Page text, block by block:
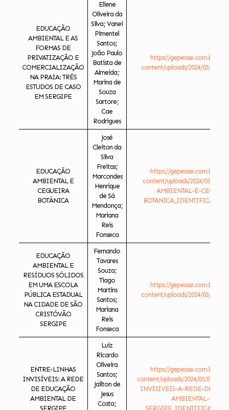
EDUCAÇÃO
AMBIENTAL E AS
FORMAS DE
PRIVATIZAÇÃO E
COMERCIALIZAÇÃO
NA PRAIA: TRÊS
ESTUDOS DE CASO
EM SERGIPE
Eliene
Oliveira da
Silva; Vanei
Pimentel
Santos;
João Paulo
Batista de
Almeida;
Marina de
Souza
Sartore;
Cae
Rodrigues
https://gepease.com.br/
content/uploads/2024/03/
EDUCAÇÃO
AMBIENTAL E
CEGUEIRA
BOTÂNICA
José
Cleiton da
Silva
Freitas;
Marcondes
Henrique
de Sá
Mendonça;
Mariana
Reis
Fonseca
https://gepease.com.br/
content/uploads/2024/03/
AMBIENTAL-E-
EDUCAÇÃO
AMBIENTAL E
RESÍDUOS SÓLIDOS
EM UMA ESCOLA
PÚBLICA ESTADUAL
NA CIDADE DE SÃO
CRISTÓVÃO
SERGIPE
Fernando
Tavares
Souza;
Tiago
Martins
Santos;
Mariana
Reis
Fonseca
https://gepease.com.br/
content/uploads/2024/03/
ENTRE-LINHAS
INVISÍVEIS: A REDE
DE EDUCAÇÃO
AMBIENTAL DE
SERGIPE
Luiz
Ricardo
Oliveira
Santos;
Jailton de
Jesus
Costa;
https://gepease.com.br/
content/uploads/2024/03/
INVISIVEIS-A-REDE-DE-
AMBIENTAL-DE-